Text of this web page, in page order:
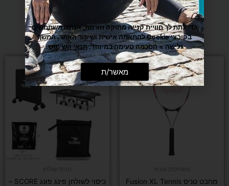
מומלצים בשבילך
מחבט טניס Fusion XL Tennis
למוצר
זה
יש
מספר
סוגים.
ניתן
לבחור
כיסוי לשולחן פינג פונג SCORE –
כדי לתת לך חוויית קנייה מתוקה וזורמת, אנחנו משתמשים
בקובצי Cookie להתאמה אישית ושיפור האתר. המשך
גלישה = הסכמה טעימה במיוחד.תנאי השימוש.
מאשר/ת